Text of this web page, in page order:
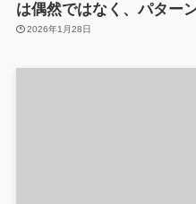
は偶然ではなく、パター
2026年1月28日